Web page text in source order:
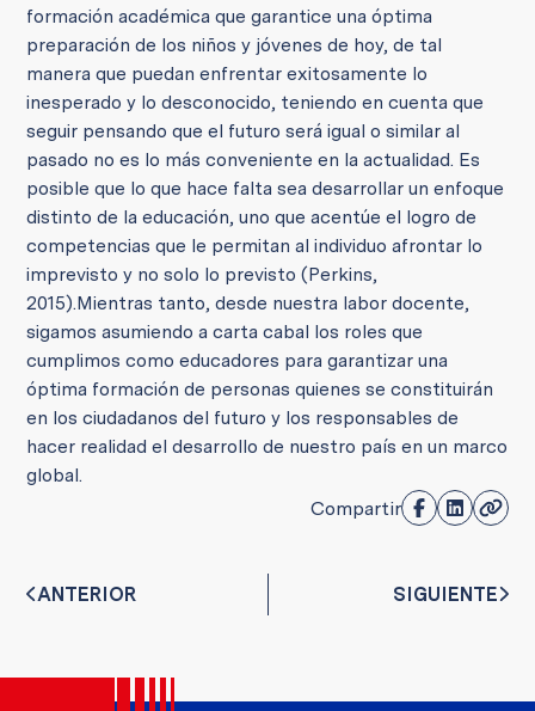
formación académica que garantice una óptima
preparación de los niños y jóvenes de hoy, de tal
manera que puedan enfrentar exitosamente lo
inesperado y lo desconocido, teniendo en cuenta que
seguir pensando que el futuro será igual o similar al
pasado no es lo más conveniente en la actualidad. Es
posible que lo que hace falta sea desarrollar un enfoque
distinto de la educación, uno que acentúe el logro de
competencias que le permitan al individuo afrontar lo
imprevisto y no solo lo previsto (Perkins,
2015).Mientras tanto, desde nuestra labor docente,
sigamos asumiendo a carta cabal los roles que
cumplimos como educadores para garantizar una
óptima formación de personas quienes se constituirán
en los ciudadanos del futuro y los responsables de
hacer realidad el desarrollo de nuestro país en un marco
global.
Compartir
ANTERIOR SIGUIENTE